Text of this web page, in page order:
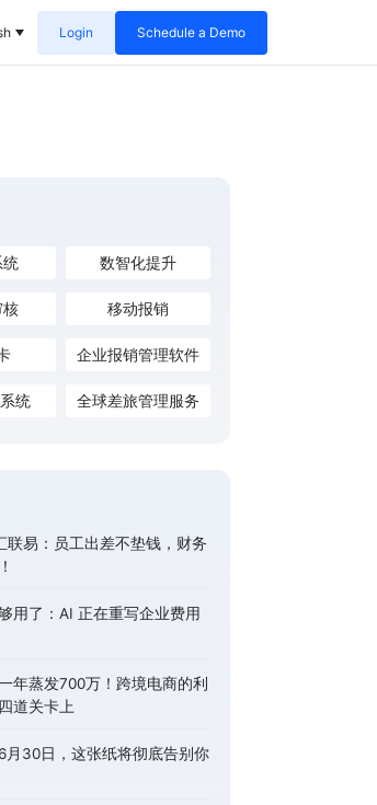
Login Schedule a Demo
统 数智化提升
核 移动报销
企业报销管理软件
统 全球差旅管理服务
联易：员工出差不垫钱，财务
用了：AI 正在重写企业费用
年蒸发700万！跨境电商的利
道关卡上
月30日，这张纸将彻底告别你